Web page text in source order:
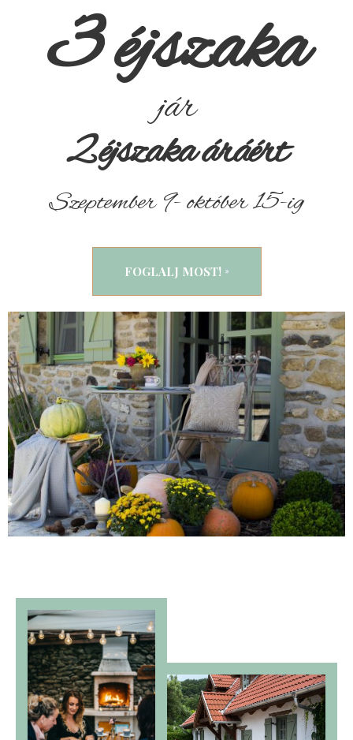
3 éjszaka
jár
2 éjszaka áráért
Szeptember 9- október 15-ig
FOGLALJ MOST!